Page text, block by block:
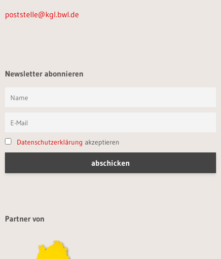
poststelle@kgl.bwl.de
Newsletter abonnieren
Datenschutzerklärung akzeptieren
Partner von